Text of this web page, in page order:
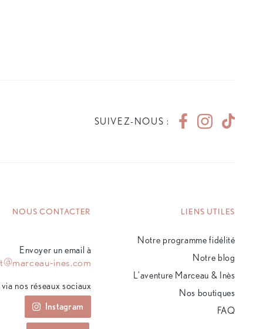
SUIVEZ-NOUS :
NOUS CONTACTER
Envoyer un email à
ines.com
nos réseaux sociaux
Instagram
LIENS UTILES
Notre programme fidélité
Notre blog
L’aventure Marceau & Inès
Nos boutiques
FAQ